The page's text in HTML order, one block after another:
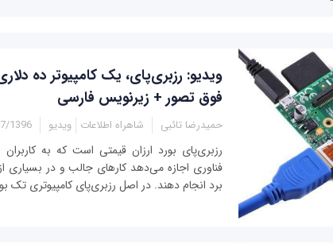
ویدیو: رزبری‌پای، یک کامپیوتر ده
فوق تصور + زیرنویس فارسی
حمیدرضا تائبی شاهراه اطلاعات ویدیو - 09:40
رزبری‌پای بورد ارزان قیمتی است که به
فناوری اجازه می‌دهد کارهای جالب و در بسیاری از
برد انجام دهند. در اصل رزبری‌پای کامپیوتری تک